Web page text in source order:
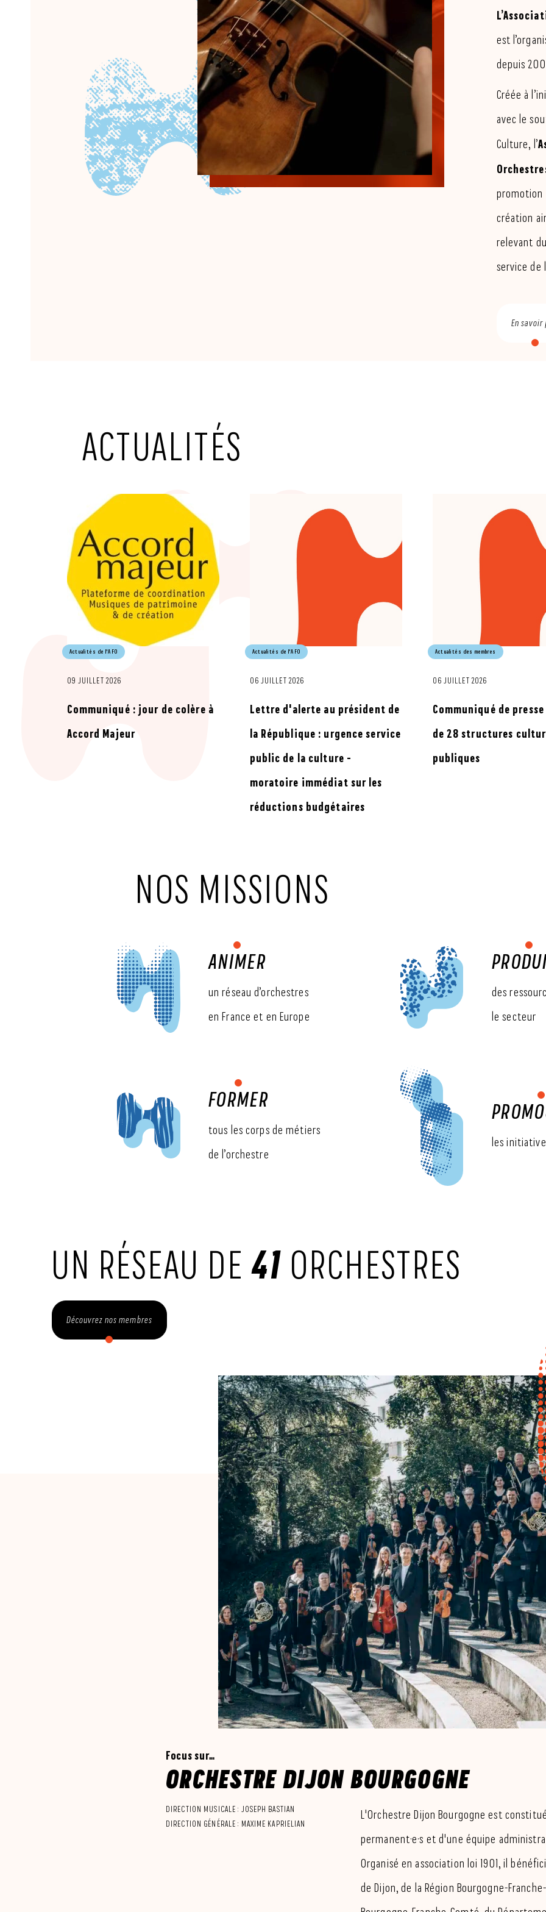
est
depuis
Créée à
avec le
Culture, l’
promotion
création
relevant
service de
En savoir
ACTUALITÉS
Actualités de l'AFO
09 JUILLET 2026
Communiqué : jour de colère à
Accord Majeur
Actualités de l'AFO
06 JUILLET 2026
Lettre d'alerte au président de
la République : urgence service
public de la culture -
moratoire immédiat sur les
réductions budgétaires
Actualités des membres
06 JUILLET 2026
Communiqué de
de 28 structures
publiques
NOS MISSIONS
ANIMER
un réseau d’orchestres
en France et en Europe
des
le secteur
FORMER
tous les corps de métiers
de l’orchestre
les
UN RÉSEAU DE41 ORCHESTRES
Découvrez nos membres
Focus sur…
ORCHESTRE DIJON BOURGOGNE
DIRECTION MUSICALE : JOSEPH BASTIAN
DIRECTION GÉNÉRALE : MAXIME KAPRIELIAN
L'Orchestre Dijon Bourgogne est
permanent·e·s et d'une équipe
Organisé en association loi 1901, il
de Dijon, de la Région Bourgogne-